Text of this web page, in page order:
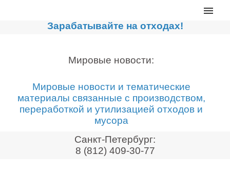
Главная
Сортировочные линии
Дробильное оборудование
Компакторы, контейнеры
Реализованные проекты
Видео
Зарабатывайте на отходах!
Мировые новости:
Мировые новости и тематические
материалы связанные с производством,
переработкой и утилизацией отходов и
мусора
Санкт-Петербург:
8 (812) 409-30-77